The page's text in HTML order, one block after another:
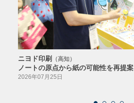
ニヨド印刷 （高知）
ノートの原点から紙の可能性を再提案
2026年07月25日